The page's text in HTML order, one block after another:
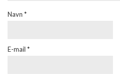
Navn *
E-mail *